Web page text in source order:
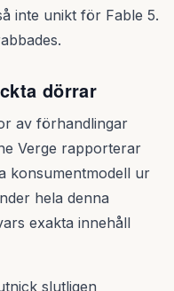
inte unikt för Fable 5.
dörrar
av förhandlingar
Verge rapporterar
konsumentmodell ur
hela denna
exakta innehåll
slutligen